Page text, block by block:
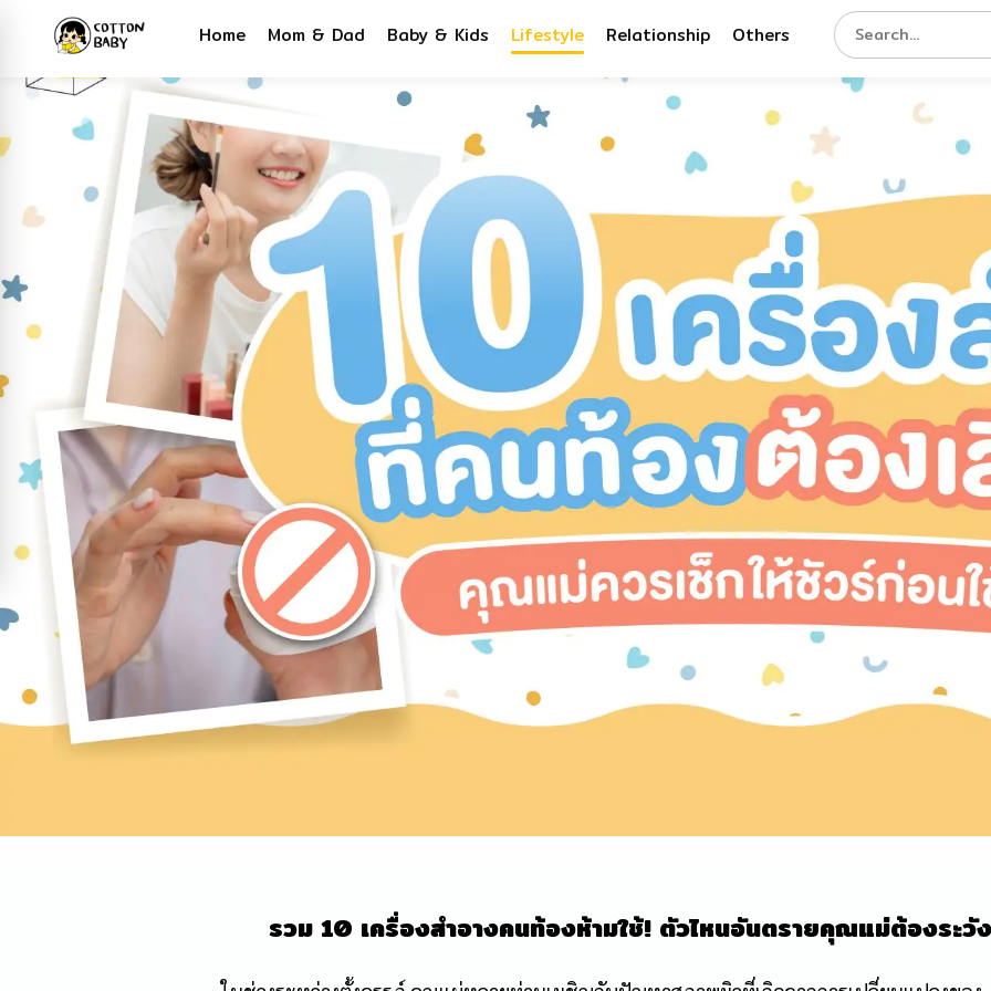
Home Mom & Dad Baby & Kids Lifestyle Relationship Others
รวม 10 เครื่องสำอางคนท้องห้ามใช้! ตัวไหนอันตรายคุณแม่ต้องระวัง